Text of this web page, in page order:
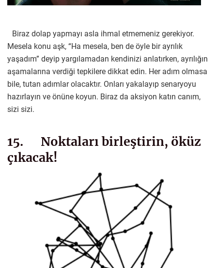
Biraz dolap yapmayı asla ihmal etmemeniz gerekiyor.
Mesela konu aşk, “Ha mesela, ben de öyle bir ayrılık
yaşadım” deyip yargılamadan kendinizi anlatırken, ayrılığın
aşamalarına verdiği tepkilere dikkat edin. Her adım olmasa
bile, tutan adımlar olacaktır. Onları yakalayıp senaryoyu
hazırlayın ve önüne koyun. Biraz da aksiyon katın canım,
sizi sizi.
15. Noktaları birleştirin, öküz
çıkacak!